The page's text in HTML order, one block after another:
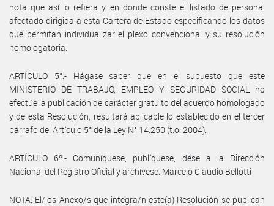
nota que así lo refiera y en donde conste el listado de personal
afectado dirigida a esta Cartera de Estado especificando los datos
que permitan individualizar el plexo convencional y su resolución
homologatoria.
ARTÍCULO 5°.- Hágase saber que en el supuesto que este
MINISTERIO DE TRABAJO, EMPLEO Y SEGURIDAD SOCIAL no
efectúe la publicación de carácter gratuito del acuerdo homologado
y de esta Resolución, resultará aplicable lo establecido en el tercer
párrafo del Artículo 5° de la Ley N° 14.250 (t.o. 2004).
ARTÍCULO 6º.- Comuníquese, publíquese, dése a la Dirección
Nacional del Registro Oficial y archívese. Marcelo Claudio Bellotti
NOTA: El/los Anexo/s que integra/n este(a) Resolución se publican